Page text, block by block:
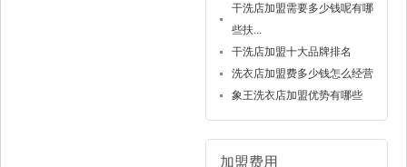
干洗店加盟需要多少钱呢有哪
些扶...
干洗店加盟十大品牌排名
洗衣店加盟费多少钱怎么经营
象王洗衣店加盟优势有哪些
加盟费用